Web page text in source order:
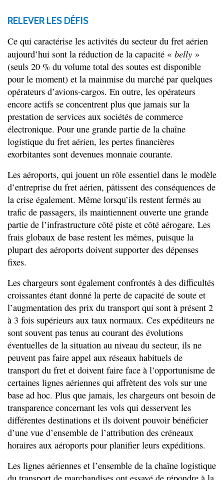
RELEVER LES DÉFIS
Ce qui caractérise les activités du secteur du fret aérien
aujourd’hui sont la réduction de la capacité « belly »
(seuls 20 % du volume total des soutes est disponible
pour le moment) et la mainmise du marché par quelques
opérateurs d’avions-cargos. En outre, les opérateurs
encore actifs se concentrent plus que jamais sur la
prestation de services aux sociétés de commerce
électronique. Pour une grande partie de la chaîne
logistique du fret aérien, les pertes financières
exorbitantes sont devenues monnaie courante.
Les aéroports, qui jouent un rôle essentiel dans le modèle
d’entreprise du fret aérien, pâtissent des conséquences de
la crise également. Même lorsqu’ils restent fermés au
trafic de passagers, ils maintiennent ouverte une grande
partie de l’infrastructure côté piste et côté aérogare. Les
frais globaux de base restent les mêmes, puisque la
plupart des aéroports doivent supporter des dépenses
fixes.
Les chargeurs sont également confrontés à des difficultés
croissantes étant donné la perte de capacité de soute et
l’augmentation des prix du transport qui sont à présent 2
à 3 fois supérieurs aux taux normaux. Ces expéditeurs ne
sont souvent pas tenus au courant des évolutions
éventuelles de la situation au niveau du secteur, ils ne
peuvent pas faire appel aux réseaux habituels de
transport du fret et doivent faire face à l’opportunisme de
certaines lignes aériennes qui affrètent des vols sur une
base ad hoc. Plus que jamais, les chargeurs ont besoin de
transparence concernant les vols qui desservent les
différentes destinations et ils doivent pouvoir bénéficier
d’une vue d’ensemble de l’attribution des créneaux
horaires aux aéroports pour planifier leurs expéditions.
Les lignes aériennes et l’ensemble de la chaîne logistique